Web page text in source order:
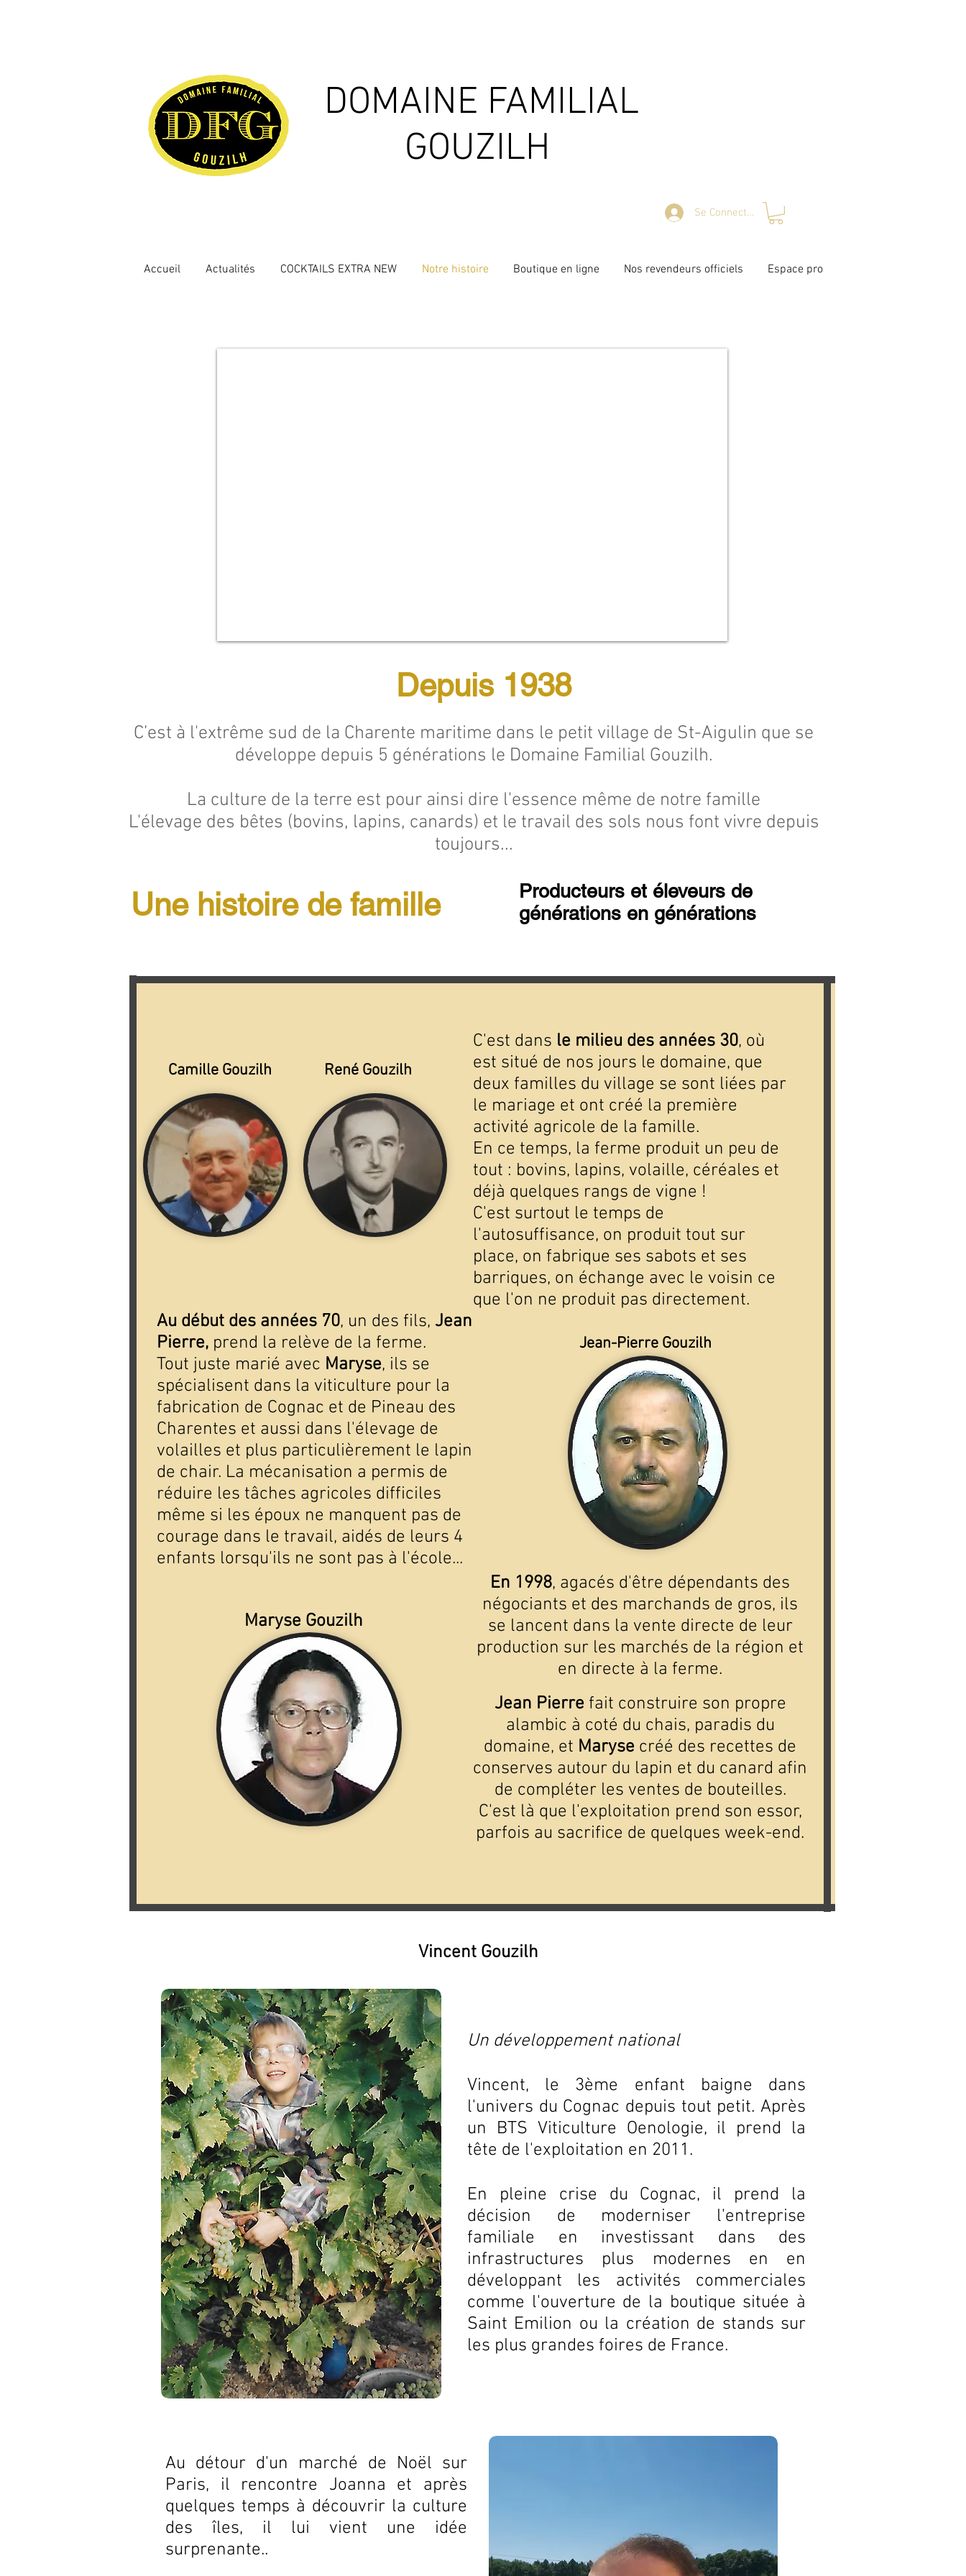
DOMAINE FAMILIAL
GOUZILH
Se Connecter
Accueil Actualités COCKTAILS EXTRA NEW Notre histoire Boutique en ligne Nos revendeurs officiels Espace pro
Depuis 1938
C’est à l'extrême sud de la Charente maritime dans le petit village de St-Aigulin que se
développe depuis 5 générations le Domaine Familial Gouzilh.
La culture de la terre est pour ainsi dire l'essence même de notre famille
L'élevage des bêtes (bovins, lapins, canards) et le travail des sols nous font vivre depuis
toujours...
Une histoire de famille
Producteurs et éleveurs de
générations en générations
Camille Gouzilh René Gouzilh
Au début des années 70, un des fils, Jean
Pierre, prend la relève de la ferme.
Tout juste marié avec Maryse, ils se
spécialisent dans la viticulture pour la
fabrication de Cognac et de Pineau des
Charentes et aussi dans l'élevage de
volailles et plus particulièrement le lapin
de chair. La mécanisation a permis de
réduire les tâches agricoles difficiles
même si les époux ne manquent pas de
courage dans le travail, aidés de leurs 4
enfants lorsqu'ils ne sont pas à l'école...
Maryse Gouzilh
C'est dans le milieu des années 30, où
est situé de nos jours le domaine, que
deux familles du village se sont liées par
le mariage et ont créé la première
activité agricole de la famille.
En ce temps, la ferme produit un peu de
tout : bovins, lapins, volaille, céréales et
déjà quelques rangs de vigne !
C'est surtout le temps de
l'autosuffisance, on produit tout sur
place, on fabrique ses sabots et ses
barriques, on échange avec le voisin ce
que l'on ne produit pas directement.
Jean-Pierre Gouzilh
En 1998, agacés d'être dépendants des
négociants et des marchands de gros, ils
se lancent dans la vente directe de leur
production sur les marchés de la région et
en directe à la ferme.
Jean Pierre fait construire son propre
alambic à coté du chais, paradis du
domaine, et Maryse créé des recettes de
conserves autour du lapin et du canard afin
de compléter les ventes de bouteilles.
C'est là que l'exploitation prend son essor,
parfois au sacrifice de quelques week-end.
Vincent Gouzilh
Un développement national
Vincent, le 3ème enfant baigne dans
l'univers du Cognac depuis tout petit. Après
un BTS Viticulture Oenologie, il prend la
tête de l'exploitation en 2011.
En pleine crise du Cognac, il prend la
décision de moderniser l'entreprise
familiale en investissant dans des
infrastructures plus modernes en en
développant les activités commerciales
comme l'ouverture de la boutique située à
Saint Emilion ou la création de stands sur
les plus grandes foires de France.
Au détour d'un marché de Noël sur
Paris, il rencontre Joanna et après
quelques temps à découvrir la culture
des îles, il lui vient une idée
surprenante..